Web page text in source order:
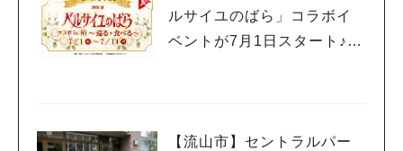
ルサイユのばら」コラボイ
ベントが7月1日スタート♪柏
【流山市】セントラルパー